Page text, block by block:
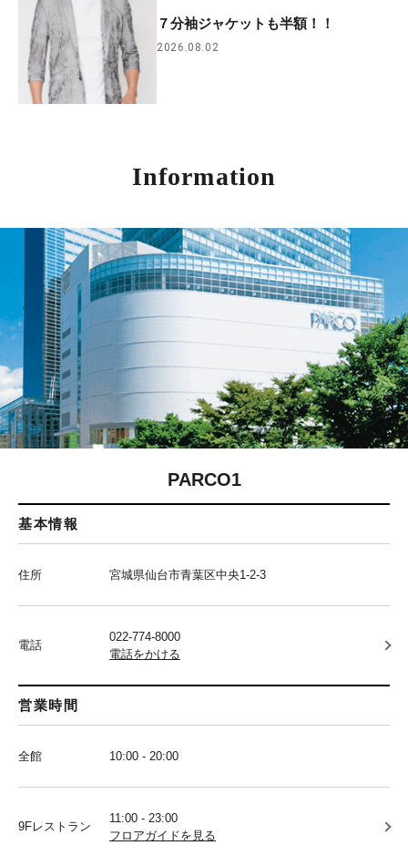
７分袖ジャケットも半額！！
2026.08.02
Information
PARCO1
基本情報
住所 宮城県仙台市青葉区中央1-2-3
電話
022-774-8000
電話をかける
営業時間
全館 10:00 - 20:00
9Fレストラン
11:00 - 23:00
フロアガイドを見る